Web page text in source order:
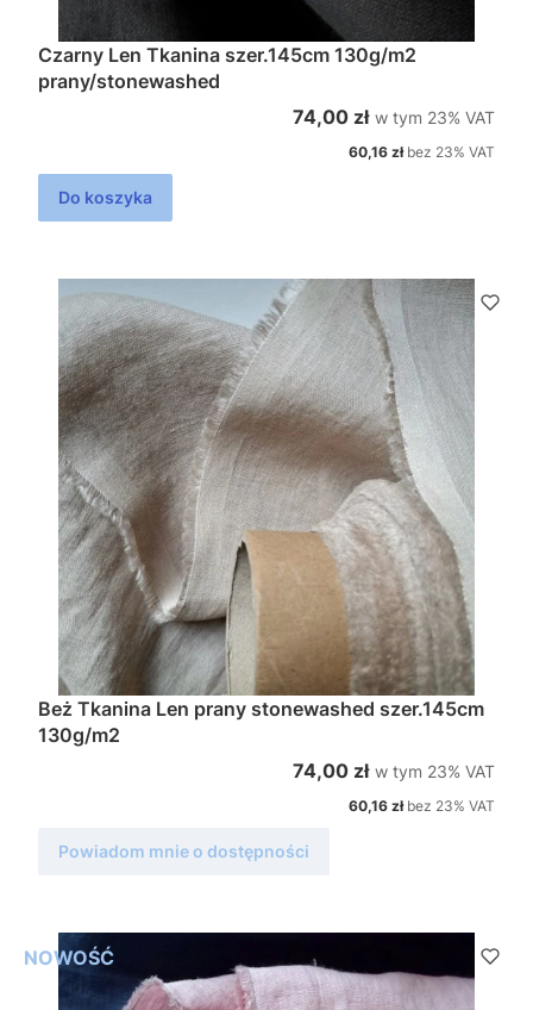
Czarny Len Tkanina szer.145cm 130g/m2
prany/stonewashed
Cena brutto
74,00 zł w tym %s VAT
w tym 23% VAT
Cena netto
60,16 zł bez 23% VAT
Do koszyka
Beż Tkanina Len prany stonewashed szer.145cm
130g/m2
Cena brutto
74,00 zł w tym %s VAT
w tym 23% VAT
Cena netto
60,16 zł bez 23% VAT
Powiadom mnie o dostępności
NOWOŚĆ